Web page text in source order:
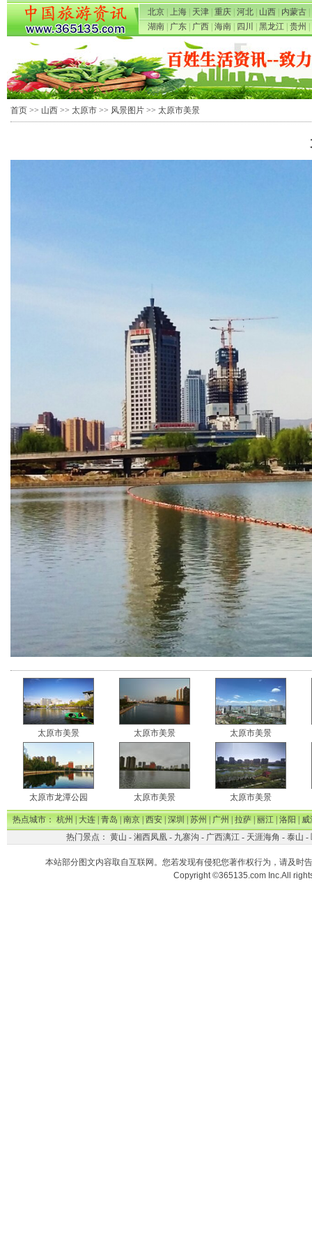
北京 上海 天津 重庆 河北 山西 内蒙古
湖南
广东 广西 海南 四川 黑龙江 贵州
首页 >> 山西 >> 太原市 >> 风景图片 >> 太原市美景
太原市美景 太原市美景 太原市美景
太原市龙潭公园 太原市美景 太原市美景
热点城市：杭州|大连|青岛|南京|西安|深圳|苏州|广州|拉萨|丽江|洛阳|威
热门景点： 黄山 - 湘西凤凰- 九寨沟 - 广西漓江- 天涯海角 - 泰山 -
本站部分图文内容取自互联网。您若发现有侵犯您著作权行为，请及时
Copyright ©365135.com Inc.All